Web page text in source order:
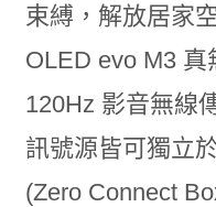
束縛，解放居家
OLED evo M3
120Hz 影音無線
訊號源皆可獨立
(Zero Connect